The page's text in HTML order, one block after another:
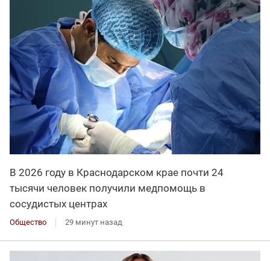
В 2026 году в Краснодарском крае почти 24
тысячи человек получили медпомощь в
сосудистых центрах
Общество 29 минут назад